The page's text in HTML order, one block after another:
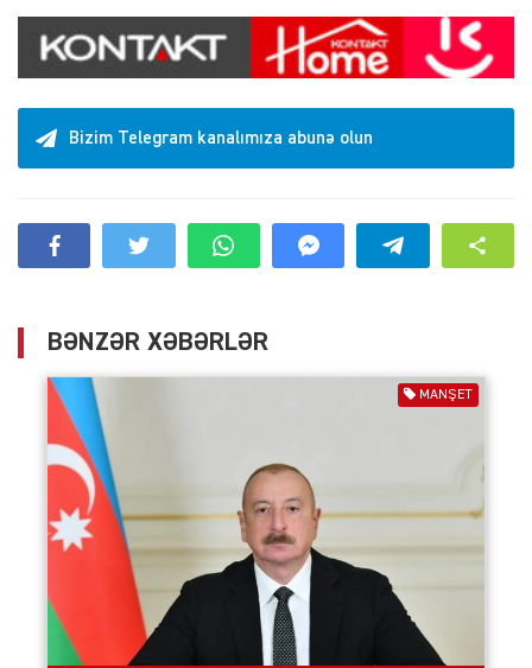
Bizim Telegram kanalımıza abunə olun
BƏNZƏR XƏBƏRLƏR
MANŞET